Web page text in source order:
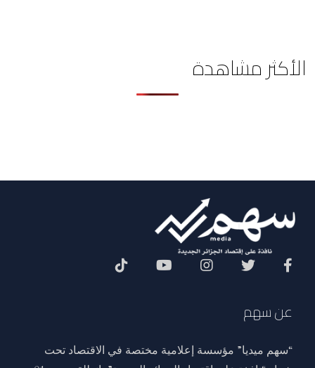
الأكثر مشاهدة
عن سهم
“سهم ميديا” مؤسسة إعلامية مختصة في الاقتصاد تحت